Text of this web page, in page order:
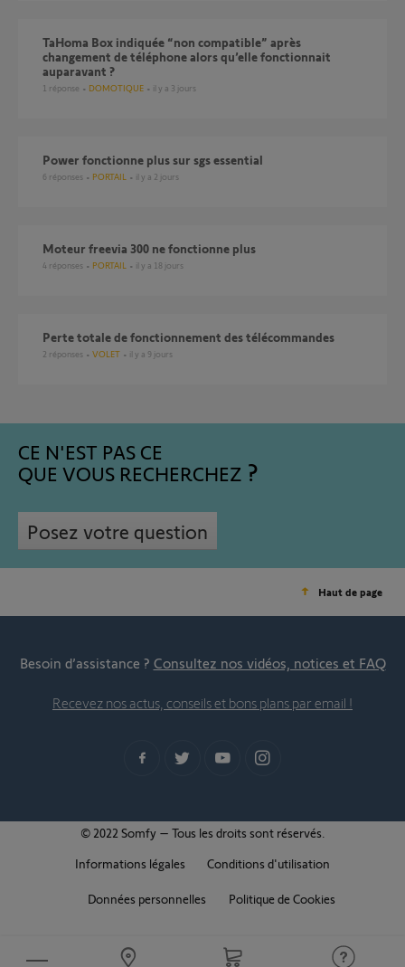
TaHoma Box indiquée “non compatible” après
changement de téléphone alors qu’elle fonctionnait
auparavant ?
1 réponse DOMOTIQUE il y a 3 jours
Power fonctionne plus sur sgs essential
6 réponses PORTAIL il y a 2 jours
Moteur freevia 300 ne fonctionne plus
4 réponses PORTAIL il y a 18 jours
perte totale de fonctionnement des télécommandes
2 réponses VOLET il y a 9 jours
CE N'EST PAS CE
QUE VOUS RECHERCHEZ
Posez votre question
Haut de page
Besoin d’assistance ? Consultez nos vidéos, notices et FAQ
Recevez nos actus, conseils et bons plans par email !
© 2022 Somfy – Tous les droits sont réservés.
Informations légales
Conditions d'utilisation
Données personnelles Politique de Cookies